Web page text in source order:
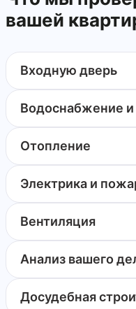
вашей
Входную дверь
Водоснабжение и
Отопление
Электрика и
Вентиляция
Анализ вашего
Досудебная